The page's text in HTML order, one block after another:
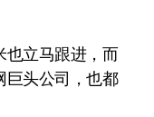
也立马跟进，而
巨头公司，也都